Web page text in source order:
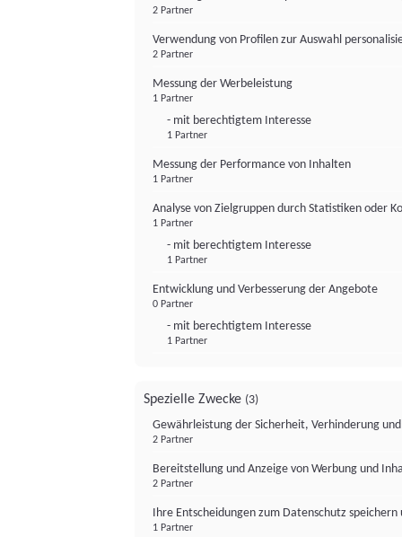
2 Partner
Verwendung von Profilen zur Auswahl
2 Partner
Messung der Werbeleistung
1 Partner
- mit berechtigtem Interesse
1 Partner
Messung der Performance von Inhalten
1 Partner
Analyse von Zielgruppen durch Statistiken oder
1 Partner
- mit berechtigtem Interesse
1 Partner
Entwicklung und Verbesserung der Angebote
0 Partner
- mit berechtigtem Interesse
1 Partner
Spezielle Zwecke (3)
Gewährleistung der Sicherheit, Verhinderung
2 Partner
Bereitstellung und Anzeige von Werbung und
2 Partner
Ihre Entscheidungen zum Datenschutz
1 Partner